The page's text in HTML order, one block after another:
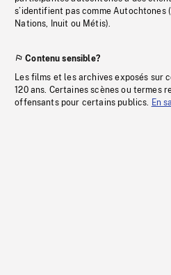
s’identifient pas comme Autochtones
Nations, Inuit ou Métis).
Contenu sensible?
Les films et les archives exposés sur
120 ans. Certaines scènes ou termes
offensants pour certains publics. En